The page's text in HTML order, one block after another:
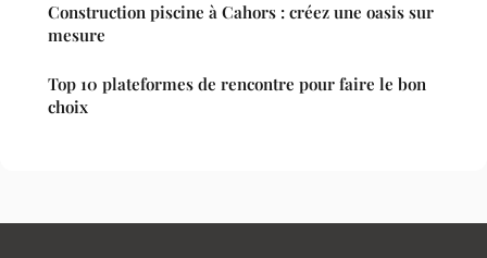
Construction piscine à Cahors : créez une oasis sur
mesure
Top 10 plateformes de rencontre pour faire le bon
choix